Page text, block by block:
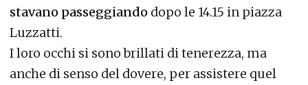
stavano passeggiando dopo le 14.15 in piazza
Luzzatti.
I loro occhi si sono brillati di tenerezza, ma
anche di senso del dovere, per assistere quel